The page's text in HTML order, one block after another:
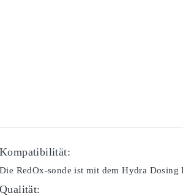
Kompatibilität:
Die RedOx-sonde ist mit dem Hydra
Qualität: